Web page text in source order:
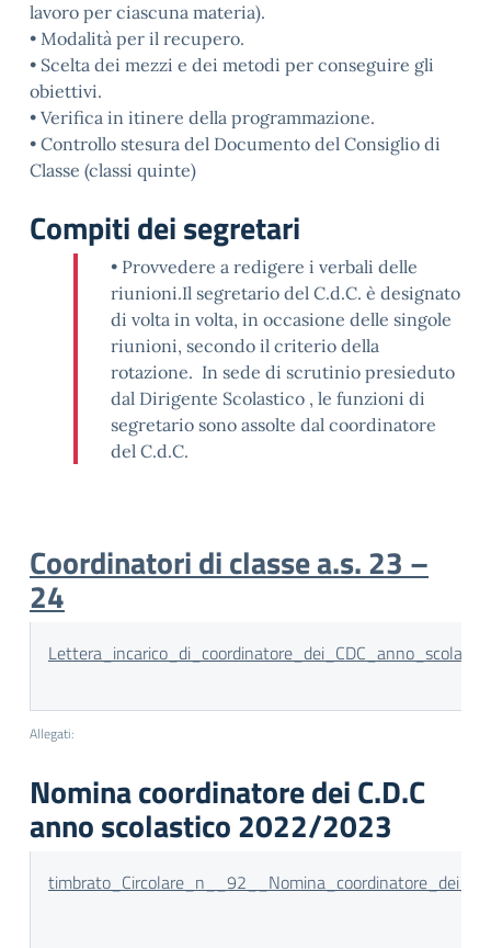
lavoro per ciascuna materia).
• Modalità per il recupero.
• Scelta dei mezzi e dei metodi per conseguire gli
obiettivi.
• Verifica in itinere della programmazione.
• Controllo stesura del Documento del Consiglio di
Classe (classi quinte)
Compiti dei segretari
• Provvedere a redigere i verbali delle
riunioni.Il segretario del C.d.C. è designato
di volta in volta, in occasione delle singole
riunioni, secondo il criterio della
rotazione. In sede di scrutinio presieduto
dal Dirigente Scolastico , le funzioni di
segretario sono assolte dal coordinatore
del C.d.C.
Coordinatori di classe a.s. 23 –
24
Allegati:
Nomina coordinatore dei C.D.C
anno scolastico 2022/2023